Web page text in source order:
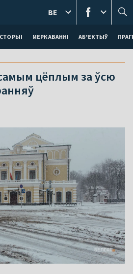
МЕРКАВАННI АБ'ЕКТЫЎ
BE
цёплым за ўсю